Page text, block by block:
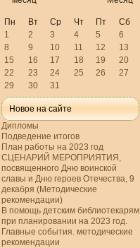
Пн Вт Ср Чт Пт Сб
1
2 3 4 5 6
8
9 10 11 12 13
15
16 17 18 19 20
22
23 24 25 26 27
29
30 31
Новое на сайте
Дипломы
Подведение итогов
План работы на 2023 год
СЦЕНАРИЙ МЕРОПРИЯТИЯ,
посвященного Дню воинской
славы и Дню героев Отечества, 9
декабря (Методические
рекомендации)
В помощь детским библиотекарям
при планировании на 2023 год.
Главные события. методические
рекомендации